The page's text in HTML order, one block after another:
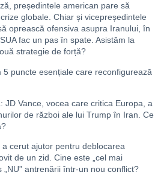
președintele american pare să
globale. Chiar și vicepreședintele
oprească ofensiva asupra Iranului, în
fac un pas în spate. Asistăm la
strategie de forță?
puncte esențiale care reconfigurează
JD Vance, vocea care critica Europa, a
de război ale lui Trump în Iran. Ce
cerut ajutor pentru deblocarea
de un zid. Cine este „cel mai
„NU” antrenării într-un nou conflict?